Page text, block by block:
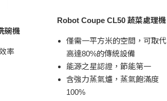
碗機
率
Robot Coupe CL50 蔬菜處理機
僅需一平方米的空間，可取代
高達80%的傳統設備
能源之星認證，節能第一
含強力蒸氣爐，蒸氣飽滿度
100%